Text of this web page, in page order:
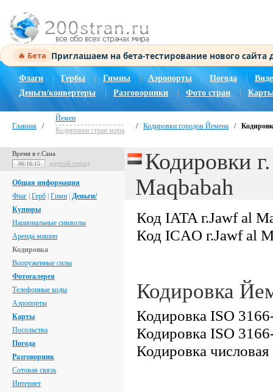
🔥 Бета Приглашаем на бета-тестирование нового
Флаги Гербы Гимны | Аэропорты Погода |
Деньги/конвертеры
Разговорники Фото стран
Главная /
Йемен
Кодировки стран мира
/ Кодировки городов Йемена /
Время в г.Сана
06:16:16 другой город
Общая информация
Флаг Герб Гимн Деньги/
Купюры
Национальные символы
Аренда машин
Кодировка
Вооруженные силы
Фотогалерея
Телефонные коды
Аэропорты
Карты
Посольства
Погода
Разговорник
Сотовая связь
Интернет
Кодировки
Maqbabah
Код IATA г.Jawf al
Код ICAO г.Jawf al
Кодировка
Кодировка ISO
Кодировка ISO
Кодировка